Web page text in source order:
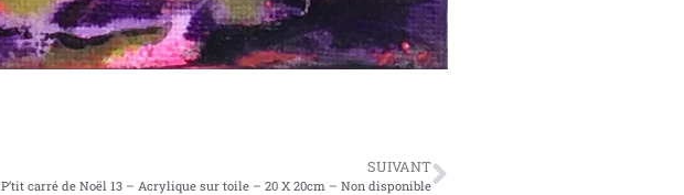
SUIVANT
P’tit carré de Noël 13 – Acrylique sur toile – 20 X 20cm – Non disponible